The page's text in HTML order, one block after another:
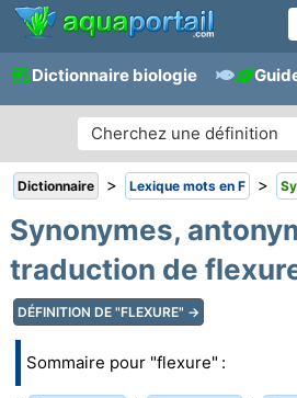
Dictionnaire biologie
Dictionnaire > Lexique mots en F >
Synonymes,
traduction de
DÉFINITION DE "FLEXURE" →
Sommaire pour "flexure" :